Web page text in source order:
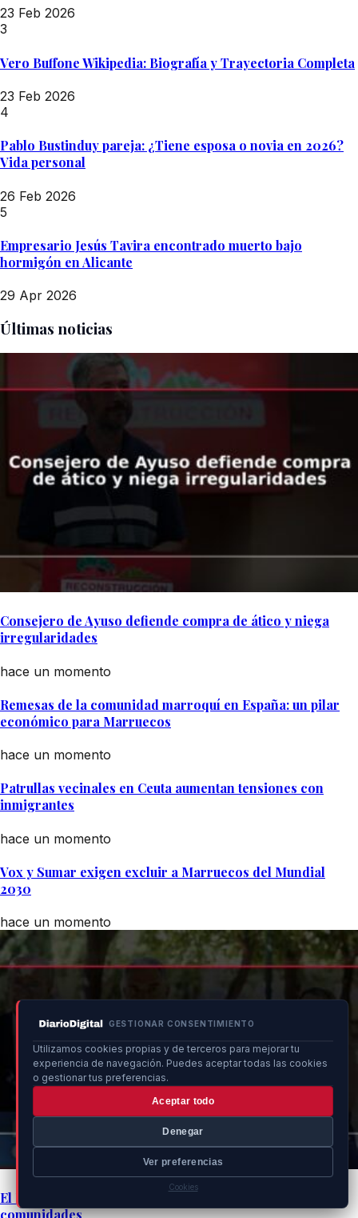
GESTIONAR CONSENTIMIENTO
Utilizamos cookies propias y de terceros para mejorar tu
experiencia de navegación. Puedes aceptar todas las cookies
o gestionar tus preferencias.
Aceptar todo
Denegar
Ver preferencias
Cookies
23 Feb 2026
3
Vero Buffone Wikipedia: Biografía y Trayectoria Completa
23 Feb 2026
4
Pablo Bustinduy pareja: ¿Tiene esposa o novia en 2026?
Vida personal
26 Feb 2026
5
Empresario Jesús Tavira encontrado muerto bajo
hormigón en Alicante
29 Apr 2026
Últimas noticias
Consejero de Ayuso defiende compra de ático y niega
irregularidades
hace un momento
Remesas de la comunidad marroquí en España: un pilar
económico para Marruecos
hace un momento
Patrullas vecinales en Ceuta aumentan tensiones con
inmigrantes
hace un momento
Vox y Sumar exigen excluir a Marruecos del Mundial
2030
hace un momento
El PP garantiza acogida legal de menores en sus
comunidades